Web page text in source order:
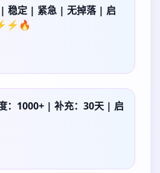
稳定 | 紧急 | 无掉落 | 启
：1000+ | 补充：30天 | 启